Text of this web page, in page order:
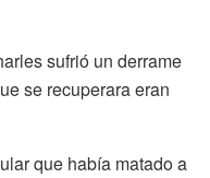
sufrió un derrame
se recuperara eran
que había matado a